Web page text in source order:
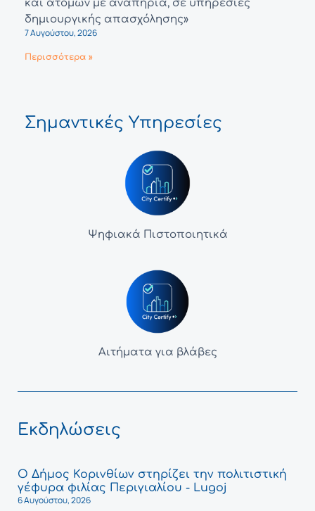
και ατόμων με αναπηρία, σε υπηρεσίες
δημιουργικής απασχόλησης»
7 Αυγούστου, 2026
Περισσότερα »
Σημαντικές Υπηρεσίες
Ψηφιακά Πιστοποιητικά
Αιτήματα για βλάβες
Εκδηλώσεις
Ο Δήμος Κορινθίων στηρίζει την πολιτιστική
γέφυρα φιλίας Περιγιαλίου - Lugoj
6 Αυγούστου, 2026